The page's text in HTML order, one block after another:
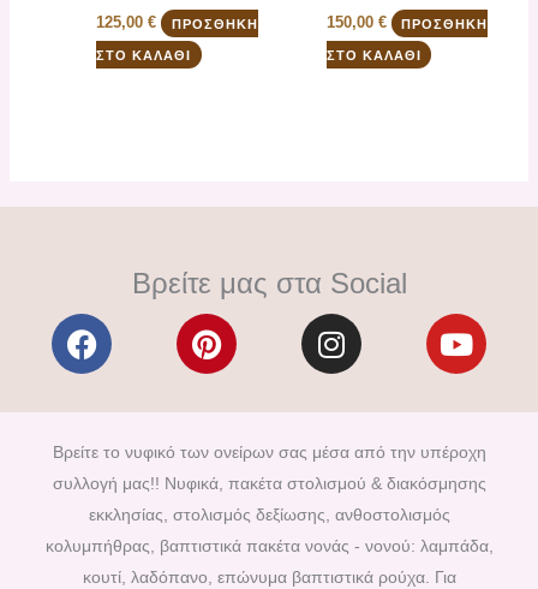
125,00€ ΠΡΟΣΘΉΚΗ
ΣΤΟ ΚΑΛΆΘΙ
150,00 € ΠΡΟΣΘΉΚΗ
ΣΤΟ ΚΑΛΆΘΙ
Βρείτε μας στα Social
F
a
e
b
o
o
k
P
i
t
e
r
e
s
t
I
n
t
a
g
r
a
m
Y
o
t
u
b
Βρείτε το νυφικό των ονείρων σας μέσα από την υπέροχη
συλλογή μας!! Νυφικά, πακέτα στολισμού & διακόσμησης
εκκλησίας, στολισμός δεξίωσης, ανθοστολισμός
κολυμπήθρας, βαπτιστικά πακέτα νονάς - νονού: λαμπάδα,
κουτί, λαδόπανο, επώνυμα βαπτιστικά ρούχα. Για